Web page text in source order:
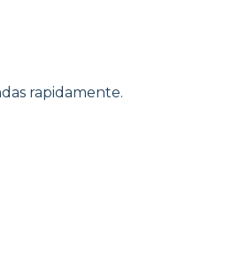
rapidamente.